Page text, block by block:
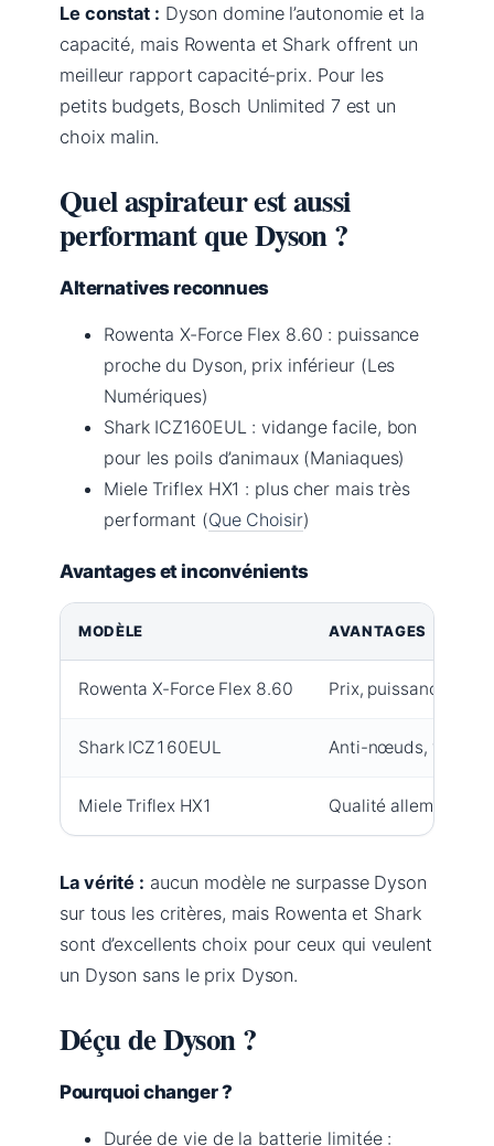
Le constat : Dyson domine l’autonomie et la
capacité, mais Rowenta et Shark offrent un
meilleur rapport capacité-prix. Pour les
petits budgets, Bosch Unlimited 7 est un
choix malin.
Quel aspirateur est aussi
performant que Dyson ?
Alternatives reconnues
Rowenta X-Force Flex 8.60 : puissance
proche du Dyson, prix inférieur (Les
Numériques)
Shark ICZ160EUL : vidange facile, bon
pour les poils d’animaux (Maniaques)
Miele Triflex HX1 : plus cher mais très
performant (Que Choisir)
Avantages et inconvénients
MODÈLE AVANTAGES
Rowenta X-Force Flex 8.60 Prix, puissance,
Shark ICZ160EUL Anti-nœuds,
Miele Triflex HX1 Qualité allemande,
La vérité : aucun modèle ne surpasse Dyson
sur tous les critères, mais Rowenta et Shark
sont d’excellents choix pour ceux qui veulent
un Dyson sans le prix Dyson.
Déçu de Dyson ?
Pourquoi changer ?
Durée de vie de la batterie limitée :